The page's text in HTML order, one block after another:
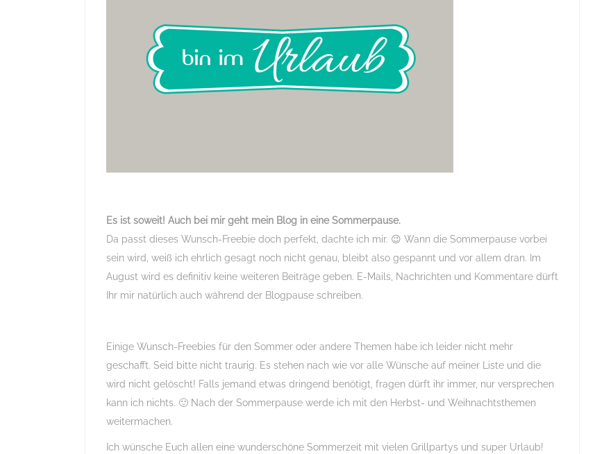
Es ist soweit! Auch bei mir geht mein Blog in eine Sommerpause.
Da passt dieses Wunsch-Freebie doch perfekt, dachte ich mir. 😉 Wann die Sommerpause vorbei
sein wird, weiß ich ehrlich gesagt noch nicht genau, bleibt also gespannt und vor allem dran. Im
August wird es definitiv keine weiteren Beiträge geben. E-Mails, Nachrichten und Kommentare dürft
Ihr mir natürlich auch während der Blogpause schreiben.
Einige Wunsch-Freebies für den Sommer oder andere Themen habe ich leider nicht mehr
geschafft. Seid bitte nicht traurig. Es stehen nach wie vor alle Wünsche auf meiner Liste und die
wird nicht gelöscht! Falls jemand etwas dringend benötigt, fragen dürft ihr immer, nur versprechen
kann ich nichts. 🙂 Nach der Sommerpause werde ich mit den Herbst- und Weihnachtsthemen
weitermachen.
Ich wünsche Euch allen eine wunderschöne Sommerzeit mit vielen Grillpartys und super Urlaub!